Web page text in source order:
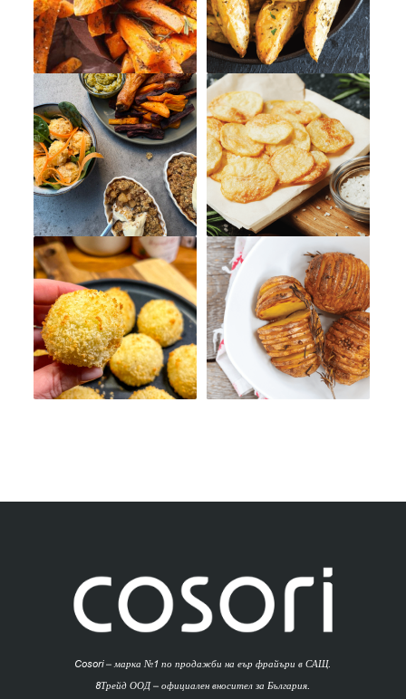
Cosori – марка №1 по продажби на еър фрайъри в САЩ.
8Трейд ООД – официален вносител за България.